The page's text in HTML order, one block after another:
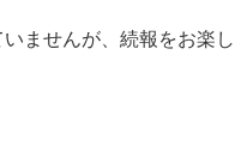
ませんが、続報をお楽し